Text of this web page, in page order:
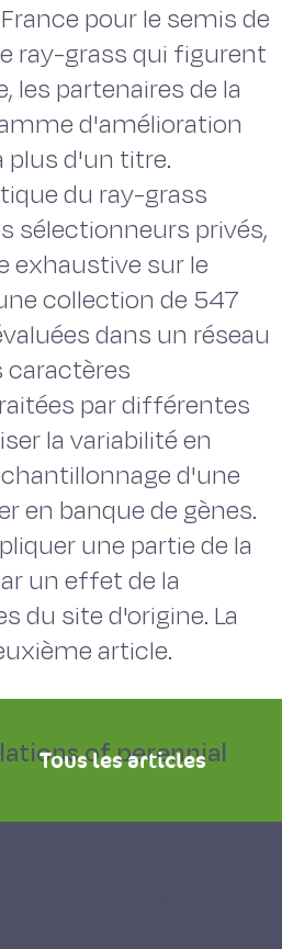
pour le semis de
ray-grass qui figurent
les partenaires de la
d'amélioration
plus d'un titre.
du ray-grass
sélectionneurs privés,
exhaustive sur le
collection de 547
dans un réseau
par différentes
la variabilité en
d'une
en banque de gènes.
une partie de la
un effet de la
du site d'origine. La
article.
of perennial
programme
Tous les articles